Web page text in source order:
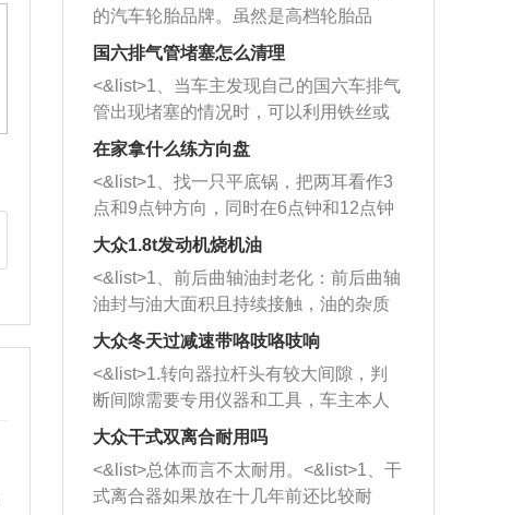
的汽车轮胎品牌。虽然是高档轮胎品
牌，但是中高低端的轮胎都有生产，这
也是为了更好的开拓市场。
国六排气管堵塞怎么清理
<&list>1、当车主发现自己的国六车排气
管出现堵塞的情况时，可以利用铁丝或
者是细棍，直接将杂物给取出来，如果
堵塞情况比较严重，也可以采取应急措
施。 <&list>2、直接利用木棍将所有的
杂物推到排气管里面的位置处，然后将
三元催化器拆解开，就可以将堵塞的东
西取出来。但如果是因为积碳过多引起
的堵塞，就需要将三元催化器泡在草酸
洗剂对堵塞的情况得到解决，将清洗剂
放在燃油箱中，与燃油混合后，车辆启
动时，就可以和汽油一起进入到燃烧
室，最后形成废气排出，就可以让三元
催化器得到清洗，排气管堵塞的情况就
能够得到解决。
在家拿什么练方向盘
<&list>1、找一只平底锅，把两耳看作3
点和9点钟方向，同时在6点钟和12点钟
方向做一个标记。 <&list>2、双手握住
一圈半的练习，往右同样也要打相同的
圈数。 <&list>3、最后强调要反复练
习，这样就可以形成肌肉记忆，在真实
驾驶车辆时，不需要记忆也能打好方
向。
大众1.8t发动机烧机油
<&list>1、前后曲轴油封老化：前后曲轴
油封与油大面积且持续接触，油的杂质
和发动机内持续温度变化使其密封效果
逐渐减弱，导致渗油或漏油。<&list>2、
活塞间隙过大：积碳会使活塞环与缸体
的间隙扩大，导致机油流入燃烧室中，
造成烧机油。<&list>3、机油粘度。使用
机油粘度过小的话，同样会有烧机油现
象，机油粘度过小具有很好的流动性，
大众冬天过减速带咯吱咯吱响
<&list>1.转向器拉杆头有较大间隙，判
断间隙需要专用仪器和工具，车主本人
无法制作，需要将车辆送到修理厂或4s
店；<&list>2.车辆半轴套管防尘罩破
裂，破裂后会出现漏油现象，使半轴磨
损严重，磨损的半轴容易损坏，产生异
大众干式双离合耐用吗
<&list>总体而言不太耐用。<&list>1、干
式离合器如果放在十几年前还比较耐